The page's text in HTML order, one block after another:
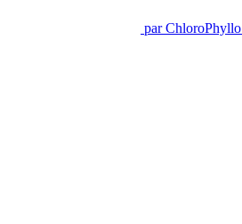
par ChloroPhyllo